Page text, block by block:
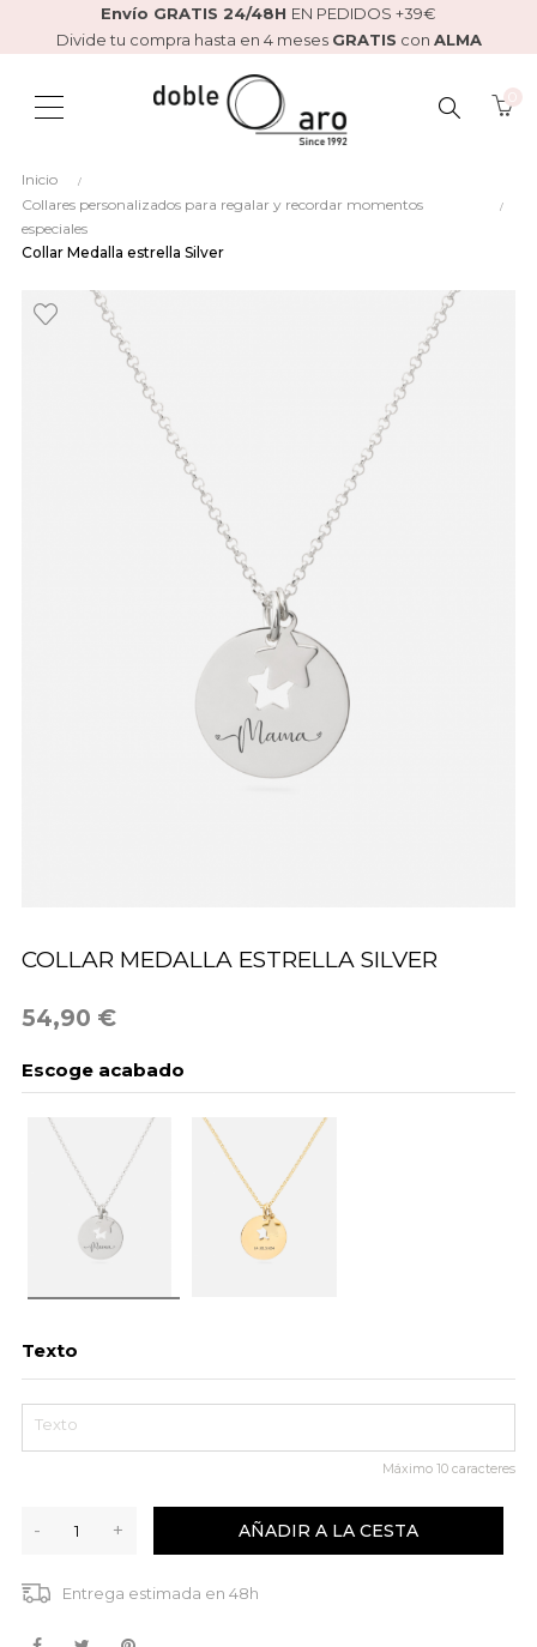
Envío GRATIS 24/48H EN PEDIDOS +39€
Divide tu compra hasta en 4 meses GRATIS con ALMA
BUSCAR
Inicio
Collares personalizados para regalar y recordar momentos
especiales
Collar Medalla estrella Silver
COLLAR MEDALLA ESTRELLA SILVER
54,90 €
Escoge acabado
Texto
Máximo 10 caracteres
- + AÑADIR A LA CESTA
Entrega estimada en 48h